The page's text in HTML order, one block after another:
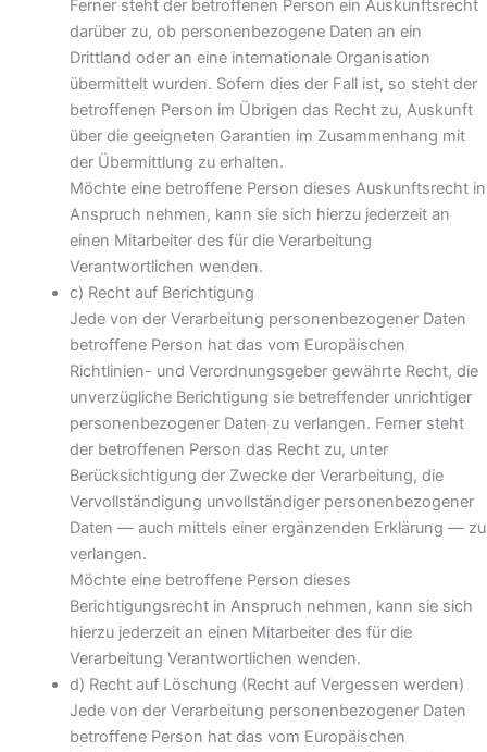
Ferner steht der betroffenen Person ein Auskunftsrecht
darüber zu, ob personenbezogene Daten an ein
Drittland oder an eine internationale Organisation
übermittelt wurden. Sofern dies der Fall ist, so steht der
betroffenen Person im Übrigen das Recht zu, Auskunft
über die geeigneten Garantien im Zusammenhang mit
der Übermittlung zu erhalten.
Möchte eine betroffene Person dieses Auskunftsrecht in
Anspruch nehmen, kann sie sich hierzu jederzeit an
einen Mitarbeiter des für die Verarbeitung
Verantwortlichen wenden.
c) Recht auf Berichtigung
Jede von der Verarbeitung personenbezogener Daten
betroffene Person hat das vom Europäischen
Richtlinien- und Verordnungsgeber gewährte Recht, die
unverzügliche Berichtigung sie betreffender unrichtiger
personenbezogener Daten zu verlangen. Ferner steht
der betroffenen Person das Recht zu, unter
Berücksichtigung der Zwecke der Verarbeitung, die
Vervollständigung unvollständiger personenbezogener
Daten — auch mittels einer ergänzenden Erklärung — zu
verlangen.
Möchte eine betroffene Person dieses
Berichtigungsrecht in Anspruch nehmen, kann sie sich
hierzu jederzeit an einen Mitarbeiter des für die
Verarbeitung Verantwortlichen wenden.
d) Recht auf Löschung (Recht auf Vergessen werden)
Jede von der Verarbeitung personenbezogener Daten
betroffene Person hat das vom Europäischen